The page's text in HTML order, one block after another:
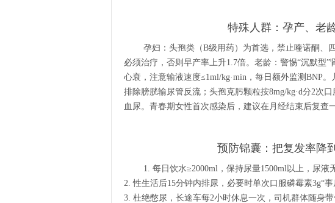
特殊人群：孕产、老
孕妇：头孢类（B级用药）为首选，禁止喹诺酮、
必须治疗，否则早产率上升1.7倍。老龄：警惕“沉默型
心衰，注意输液速度≤1ml/kg·min，每日额外监测BNP
排除膀胱输尿管反流；头孢克肟颗粒按8mg/kg·d分2次
血尿。青春期女性首次感染后，建议在月经结束后复查
预防锦囊：把复发率降
1. 每日饮水≥2000ml，保持尿量1500ml以上，尿液
2. 性生活后15分钟内排尿，必要时单次口服磷霉素3g“事
3. 杜绝憋尿，长途车每2小时休息一次，司机群体随身带